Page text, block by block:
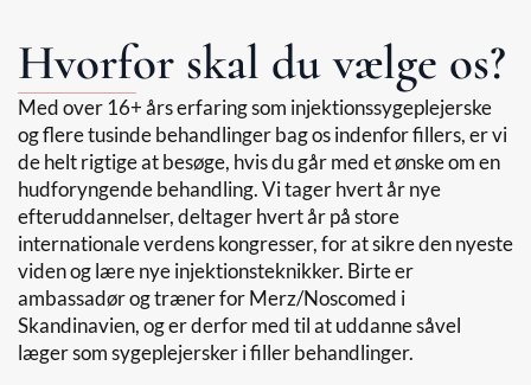
Hvorfor skal du vælge os?
Med over 16+ års erfaring som injektionssygeplejerske
og flere tusinde behandlinger bag os indenfor fillers, er vi
de helt rigtige at besøge, hvis du går med et ønske om en
hudforyngende behandling. Vi tager hvert år nye
efteruddannelser, deltager hvert år på store
internationale verdens kongresser, for at sikre den nyeste
viden og lære nye injektionsteknikker. Birte er
ambassadør og træner for Merz/Noscomed i
Skandinavien, og er derfor med til at uddanne såvel
læger som sygeplejersker i filler behandlinger.